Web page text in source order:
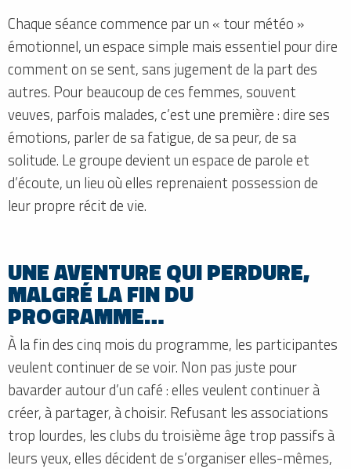
Chaque séance commence par un « tour météo »
émotionnel, un espace simple mais essentiel pour dire
comment on se sent, sans jugement de la part des
autres. Pour beaucoup de ces femmes, souvent
veuves, parfois malades, c’est une première : dire ses
émotions, parler de sa fatigue, de sa peur, de sa
solitude. Le groupe devient un espace de parole et
d’écoute, un lieu où elles reprenaient possession de
leur propre récit de vie.
UNE AVENTURE QUI PERDURE,
MALGRÉ LA FIN DU
PROGRAMME…
À la fin des cinq mois du programme, les participantes
veulent continuer de se voir. Non pas juste pour
bavarder autour d’un café : elles veulent continuer à
créer, à partager, à choisir. Refusant les associations
trop lourdes, les clubs du troisième âge trop passifs à
leurs yeux, elles décident de s’organiser elles-mêmes,